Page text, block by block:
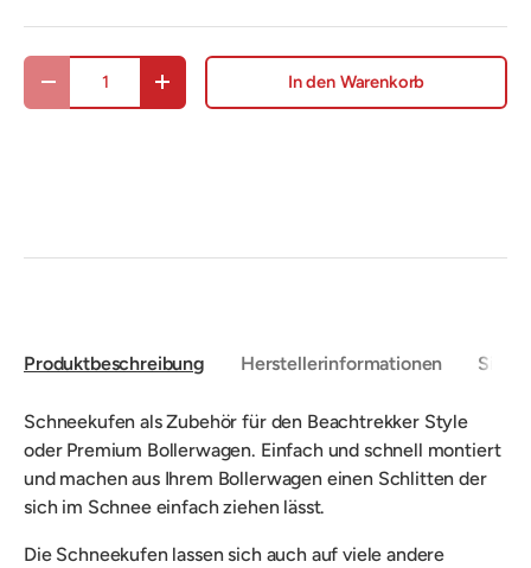
Anzahl
Menge verringernMenge erhöhen In den Warenkorb
Produktbeschreibung Herstellerinformationen
Schneekufen als Zubehör für den Beachtrekker Style
oder Premium Bollerwagen. Einfach und schnell montiert
und machen aus Ihrem Bollerwagen einen Schlitten der
sich im Schnee einfach ziehen lässt.
Die Schneekufen lassen sich auch auf viele andere